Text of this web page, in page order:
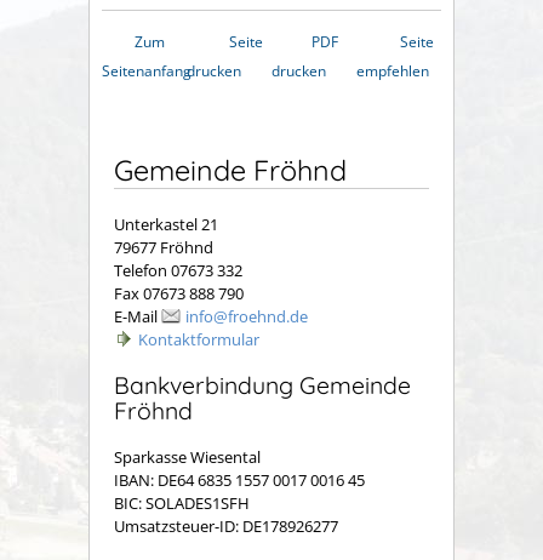
Zum
Seitenanfang
Seite
drucken
PDF
drucken
Seite
empfehlen
Gemeinde Fröhnd
Unterkastel 21
79677 Fröhnd
Telefon 07673 332
Fax 07673 888 790
E-Mail
info@froehnd.de
Kontaktformular
Bankverbindung Gemeinde
Fröhnd
Sparkasse Wiesental
IBAN: DE64 6835 1557 0017 0016 45
BIC: SOLADES1SFH
Umsatzsteuer-ID: DE178926277